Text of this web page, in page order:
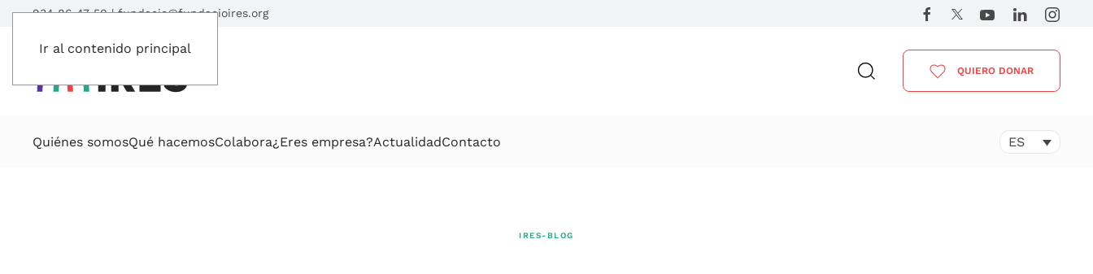
Ir al contenido principal
934 86 47 50|fundacio@fundacioires.org
QUIERO DONAR
Quiénes somosQué hacemosColabora¿Eres empresa?ActualidadContacto ES
IRES-BLOG